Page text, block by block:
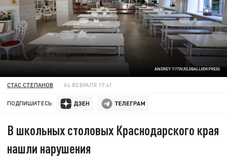
ANDREY TITOV/GLOBALLOOKPRESS
СТАС СТЕПАНОВ 04 ФЕВРАЛЯ 17:41
ПОДПИШИТЕСЬ:
В школьных столовых Краснодарского края
нашли нарушения